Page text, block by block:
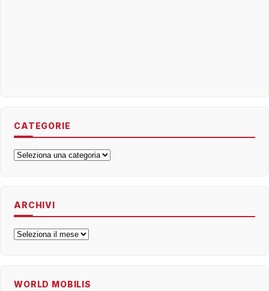
CATEGORIE
Categorie
ARCHIVI
Archivi
WORLD MOBILIS